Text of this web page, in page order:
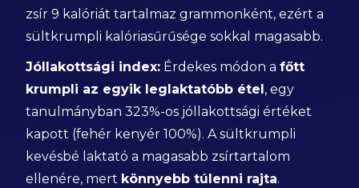
zsír 9 kalóriát tartalmaz grammonként, ezért a
sültkrumpli kalóriasűrűsége sokkal magasabb.
Jóllakottsági index: Érdekes módon afőtt
krumpli az egyik leglaktatóbb étel, egy
tanulmányban 323%-os jóllakottsági értéket
kapott (fehér kenyér 100%). A sültkrumpli
kevésbé laktató a magasabb zsírtartalom
ellenére, mert könnyebb túlenni rajta.